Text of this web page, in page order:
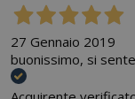
27 Gennaio 2019
buonissimo, si